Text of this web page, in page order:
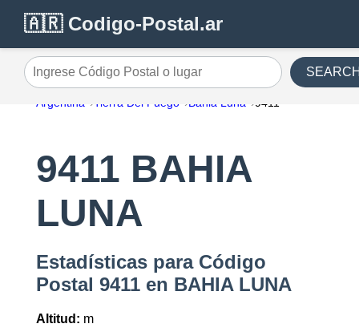
🇦🇷 Codigo-Postal.ar
Ingrese Código Postal o lugar
Argentina Tierra Del Fuego Bahia Luna 9411
9411 BAHIA
LUNA
Estadísticas para Código
Postal 9411 en BAHIA LUNA
Altitud: m